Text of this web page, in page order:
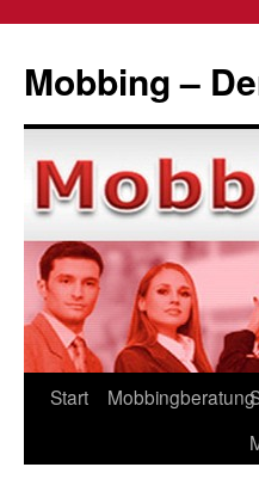
springen
Mobbing –
Start Mobbingberatung